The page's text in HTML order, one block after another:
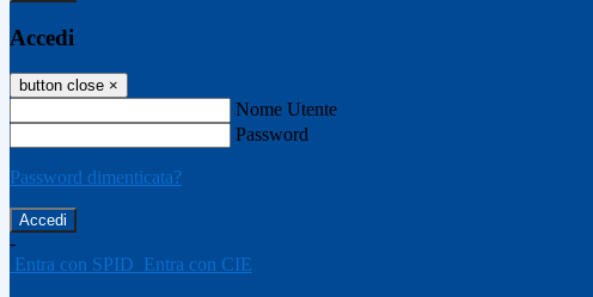
Accedi
button close ×
Nome Utente
Password
Password dimenticata?
-
Entra con SPID Entra con CIE